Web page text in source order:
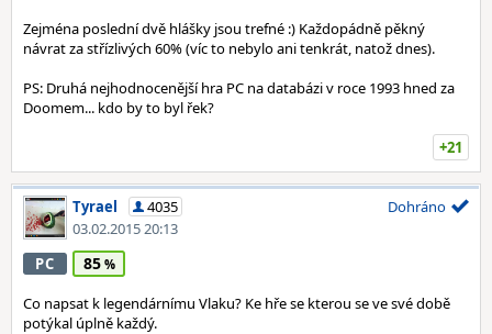
Zejména poslední dvě hlášky jsou trefné :) Každopádně pěkný
návrat za střízlivých 60% (víc to nebylo ani tenkrát, natož dnes).
PS: Druhá nejhodnocenější hra PC na databázi v roce 1993 hned za
Doomem... kdo by to byl řek?
+21
Tyrael
4035
03.02.2015 20:13
Dohráno
PC 85
Co napsat k legendárnímu Vlaku? Ke hře se kterou se ve své době
potýkal úplně každý.